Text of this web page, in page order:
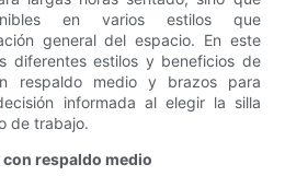
en varios estilos que
general del espacio. En este
diferentes estilos y beneficios de
respaldo medio y brazos para
informada al elegir la silla
de trabajo.
respaldo medio